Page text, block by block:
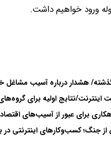
ورود خواهیم داشت.
نتایج اولیه برای
برای عبور از آسیب‌های
جنگ؛ کسب‌وکارهای اینترنتی در